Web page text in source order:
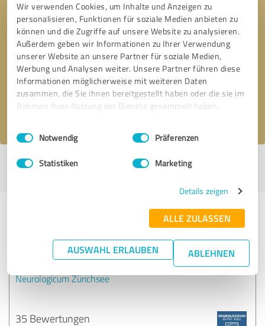
Wir verwenden Cookies, um Inhalte und Anzeigen zu
personalisieren, Funktionen für soziale Medien anbieten zu
können und die Zugriffe auf unsere Website zu analysieren.
Außerdem geben wir Informationen zu Ihrer Verwendung
unserer Website an unsere Partner für soziale Medien,
Werbung und Analysen weiter. Unsere Partner führen diese
Informationen möglicherweise mit weiteren Daten
zusammen, die Sie ihnen bereitgestellt haben oder die sie im
Rahmen Ihrer Nutzung der Dienste gesammelt haben.
Impressum Datenschutzbestimmungen
Einwilligungsauswahl
Notwendig Präferenzen
Statistiken Marketing
Details zeigen
ALLE ZULASSEN
AUSWAHL ERLAUBEN ABLEHNEN
Bitte um Rückruf * Erforderliche Angaben
Nachricht senden
Ich stimme den Datenschutzbestimmungen zu.
Profil aktiv seit 16.02.2022 | Letzte Aktualisierung: 08.08.2026
Erfahrungen zu weiteren
Anbietern aus dem Bereich Ärzte &
Heilpraktiker
Neurologicum Zürichsee
35 Bewertungen